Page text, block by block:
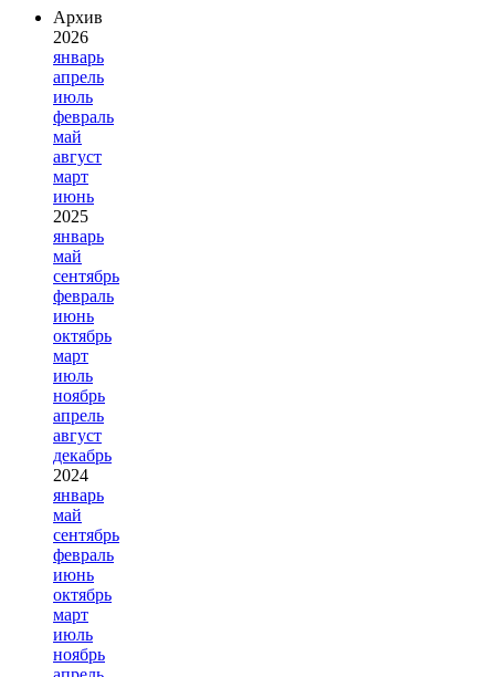
Архив
2026
январь
апрель
июль
февраль
май
август
март
июнь
2025
январь
май
сентябрь
февраль
июнь
октябрь
март
июль
ноябрь
апрель
август
декабрь
2024
январь
май
сентябрь
февраль
июнь
октябрь
март
июль
ноябрь